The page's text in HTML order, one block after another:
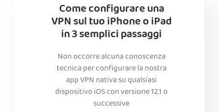
Come configurare una
VPN sul tuo iPhone o iPad
in 3 semplici passaggi
Non occorre alcuna conoscenza
tecnica per configurare la nostra
app VPN nativa su qualsiasi
dispositivo iOS con versione 12.1 o
successive